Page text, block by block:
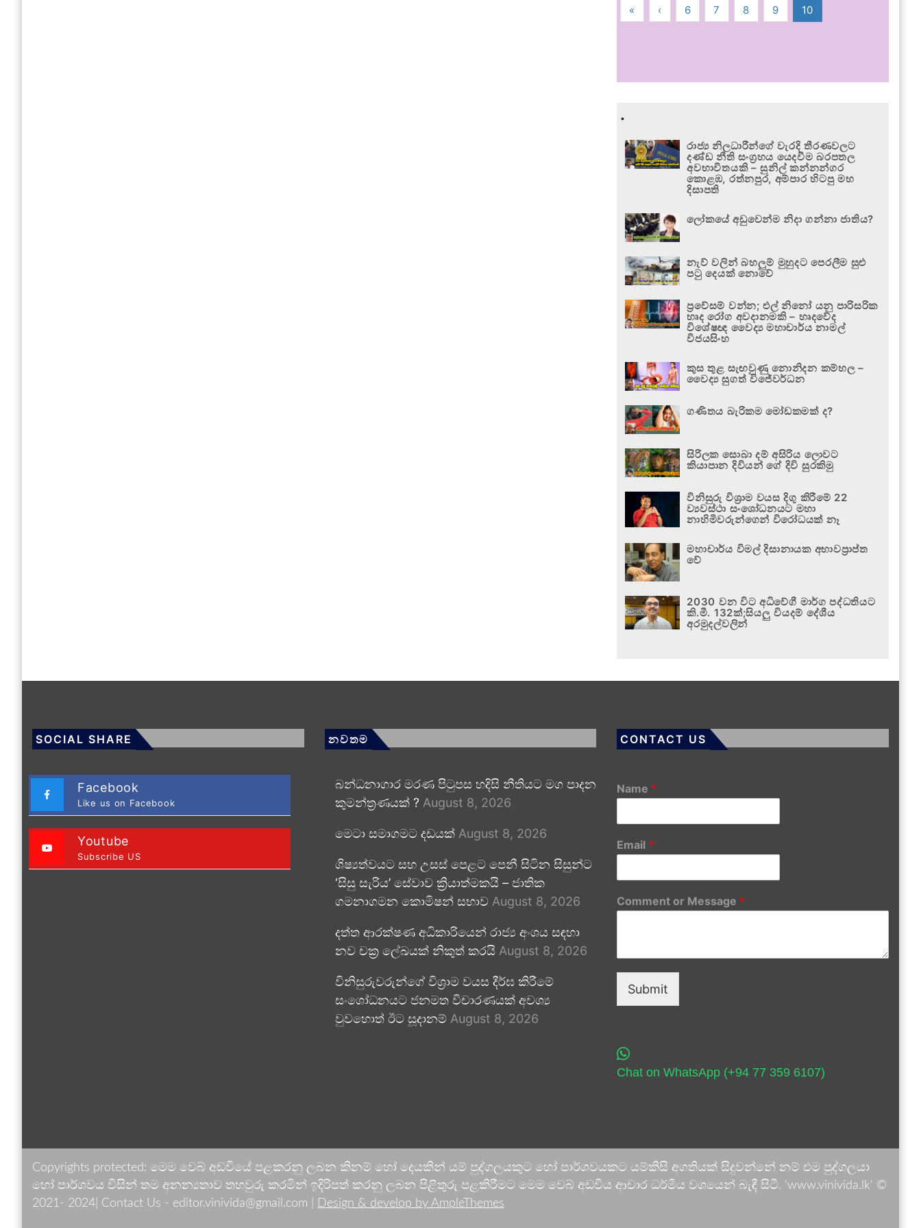
« ‹ 6 7 8 9 10
.
රාජ්‍ය නිලධාරීන්ගේ වැරදි තීරණවලට
දණ්ඩ නීති සංග්‍රහය යෙදවීම බරපතල
අවභාවිතයකි – සුනිල් කන්නන්ගර
කොළඹ, රත්නපුර, අම්පාර හිටපු මහ
දිසාපති
ලෝකයේ අඩුවෙන්ම නිදා ගන්නා ජාතිය?
නැව් වලින් බහලුම් මුහුදට පෙරලීම සුළු
පටු දෙයක් නොවේ
ප්‍රවේසම් වන්න; එල් නිනෝ යනු පාරිසරික
හෘද රෝග අවදානමකි – හෘදවේද
විශේෂඥ වෛද්‍ය මහාචාර්ය නාමල්
විජයසිංහ
කුස තුළ සැඟවුණු නොනිදන කම්හල –
වෛද්‍ය සුගත් විජේවර්ධන
ගණිතය බැරිකම මෝඩකමක් ද?
සිරිලක සොබා දම් අසිරිය ලොවට
කියාපාන දිවියන් ගේ දිවි සුරකිමු
විනිසුරු විශ්‍රාම වයස දිගු කිරීමේ 22
ව්‍යවස්ථා සංශෝධනයට මහා
නාහිමිවරුන්ගෙන් විරෝධයක් නෑ
මහාචාර්ය විමල් දිසානායක අභාවප්‍රාප්ත
වේ
2030 වන විට අධිවේගී මාර්ග පද්ධතියට
කි.මී. 132ක්;සියලු වියදම් දේශීය
අරමුදල්වලින්
SOCIAL SHARE
Facebook
Like us on Facebook
Youtube
Subscribe US
නවතම
බන්ධනාගාර මරණ පිටුපස හදිසි නීතියට මග පාදන
කුමන්ත්‍රණයක් ? August 8, 2026
මෙටා සමාගමට දඩයක් August 8, 2026
ශිෂ්‍යත්වයට සහ උසස් පෙළට පෙනී සිටින සිසුන්ට
‘සිසු සැරිය’ සේවාව ක්‍රියාත්මකයි – ජාතික
ගමනාගමන කොමිෂන් සභාව August 8, 2026
දත්ත ආරක්ෂණ අධිකාරියෙන් රාජ්‍ය අංශය සඳහා
නව චක්‍ර ලේඛයක් නිකුත් කරයි August 8, 2026
විනිසුරුවරුන්ගේ විශ්‍රාම වයස දීර්ඝ කිරීමේ
සංශෝධනයට ජනමත විචාරණයක් අවශ්‍ය
වුවහොත් ඊට සූදානම් August 8, 2026
CONTACT US
Name *
Email *
Comment or Message *
Submit
Chat on WhatsApp (+94 77 359 6107)
Copyrights protected: මෙම වෙබ් අඩවියේ පළකරනු ලබන කිනම් හෝ දෙයකින් යම් පුද්ගලයකුට හෝ පාර්ශවයකට යම්කිසි අගතියක් සිදුවන්නේ නම් එම පුද්ගලයා
හෝ පාර්ශවය විසින් තම අනන්‍යතාව තහවුරු කරමින් ඉදිරිපත් කරනු ලබන පිළිතුරු පළකිරීමට මෙම වෙබ් අඩවිය ආචාර ධර්මීය වශයෙන් බැඳී සිටී. 'www.vinivida.lk' ©
2021- 2024| Contact Us - editor.vinivida@gmail.com |
Design & develop by AmpleThemes